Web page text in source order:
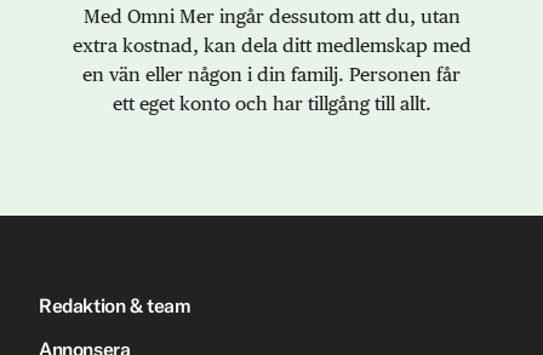
Med Omni Mer ingår dessutom att du, utan
extra kostnad, kan dela ditt medlemskap med
en vän eller någon i din familj. Personen får
ett eget konto och har tillgång till allt.
Redaktion & team
Annonsera